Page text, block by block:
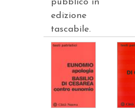
pubblico in
edizione
tascabile.